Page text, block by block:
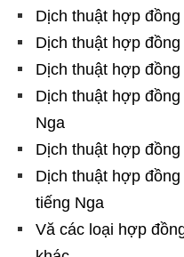
Dịch thuật hợp
Dịch thuật hợp
Dịch thuật hợp
Dịch thuật hợp
Nga
Dịch thuật hợp
Dịch thuật hợp
tiếng Nga
Vă các loại hợp